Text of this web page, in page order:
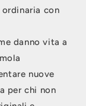
con
danno vita a
nuove
per chi non